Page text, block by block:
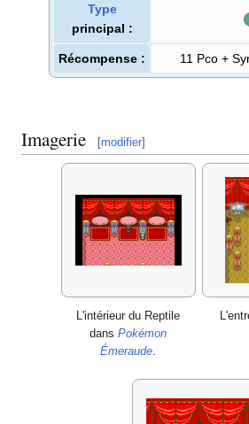
Type
principal :
Récompense : 11 Pco +
Imagerie [modifier]
L'intérieur du Reptile
dans Pokémon
Émeraude.